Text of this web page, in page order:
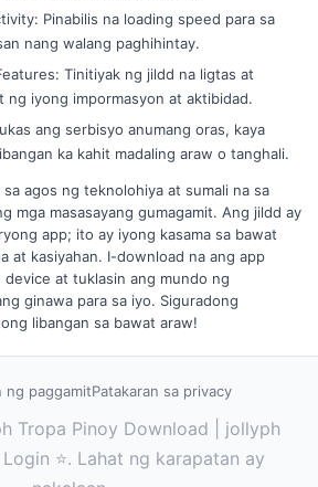
Pinabilis na loading speed para sa
nang walang paghihintay.
Tinitiyak ng jildd na ligtas at
ng iyong impormasyon at aktibidad.
ang serbisyo anumang oras, kaya
ka kahit madaling araw o tanghali.
agos ng teknolohiya at sumali na sa
mga masasayang gumagamit. Ang jildd ay
app; ito ay iyong kasama sa bawat
at kasiyahan. I-download na ang app
device at tuklasin ang mundo ng
ginawa para sa iyo. Siguradong
libangan sa bawat araw!
ng paggamitPatakaran sa privacy
Tropa Pinoy Download | jollyph
⭐. Lahat ng karapatan ay